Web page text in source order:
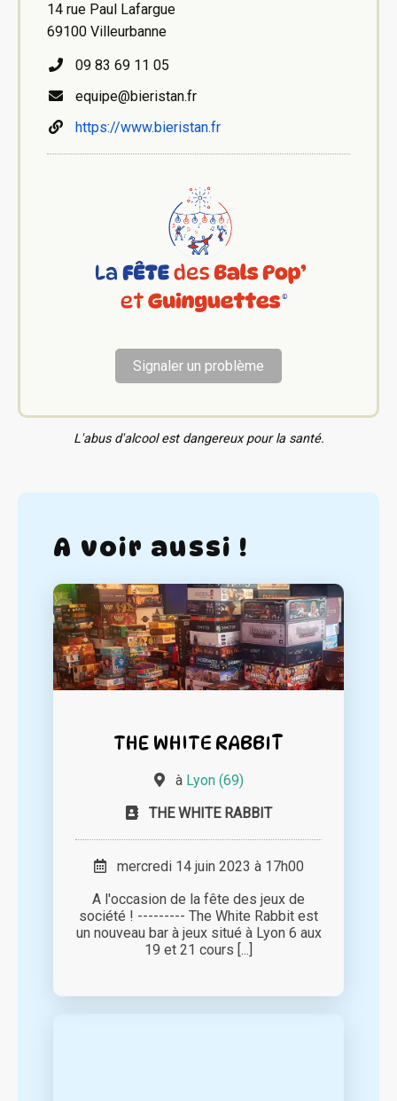
14 rue Paul Lafargue
69100 Villeurbanne
09 83 69 11 05
equipe@bieristan.fr
https://www.bieristan.fr
Signaler un problème
L'abus d'alcool est dangereux pour la santé.
A voir aussi !
THE WHITE RABBIT
à Lyon (69)
THE WHITE RABBIT
mercredi 14 juin 2023 à 17h00
A l'occasion de la fête des jeux de
société ! --------- The White Rabbit est
un nouveau bar à jeux situé à Lyon 6 aux
19 et 21 cours [...]